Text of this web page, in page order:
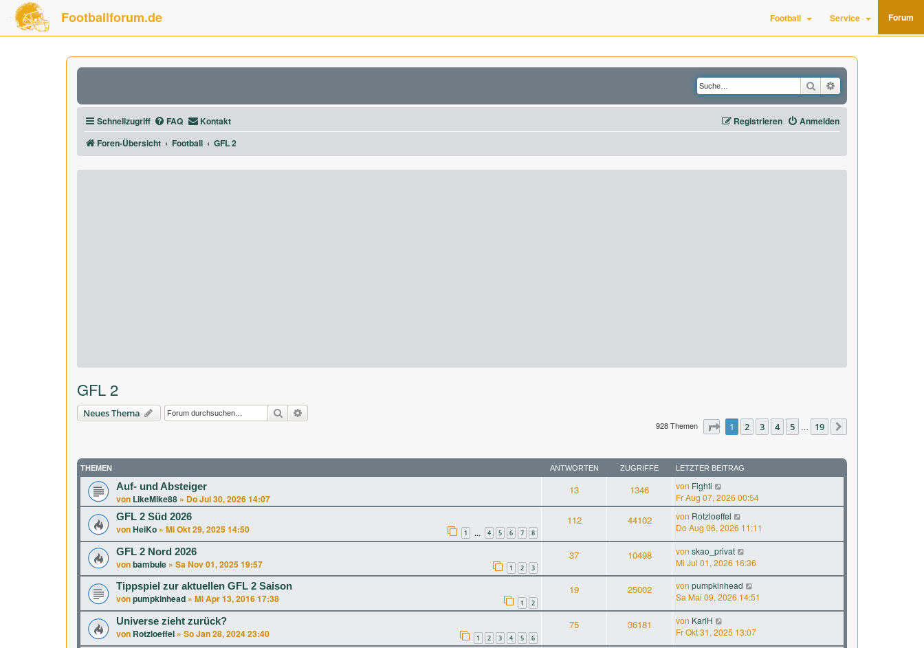
Footballforum.de Football Service Forum
Suche
Schnellzugriff FAQ Kontakt Anmelden
Registrieren
Foren-Übersicht
Football GFL 2
GFL 2
Neues Thema Suche
928 Themen Seite 1von 19
1 2 3 4 5 … 19
THEMEN ANTWORTEN ZUGRIFFE LETZTER BEITRAG
Auf- und Absteiger
von LikeMike88 » Do Jul 30, 2026 14:07
13 1346 von Fighti
Fr Aug 07, 2026 00:54
GFL 2 Süd 2026
vonHeiKo » Mi Okt 29, 2025 14:50 1 … 4 5 6 7 8
112 44102 von Rotzloeffel
Do Aug 06, 2026 11:11
GFL 2 Nord 2026
vonbambule » Sa Nov 01, 2025 19:57 1 2 3
37 10498 von skao_privat
Mi Jul 01, 2026 16:36
Tippspiel zur aktuellen GFL 2 Saison
vonpumpkinhead » Mi Apr 13, 2016 17:38 1 2
19 25002 von pumpkinhead
Sa Mai 09, 2026 14:51
Universe zieht zurück?
von Rotzloeffel » So Jan 28, 2024 23:40 1 2 3 4 5 6
75 36181 von KarlH
Fr Okt 31, 2025 13:07